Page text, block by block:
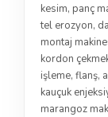
kesim, panç
tel erozyon,
montaj
kordon
işleme, flanş,
kauçuk
marangoz